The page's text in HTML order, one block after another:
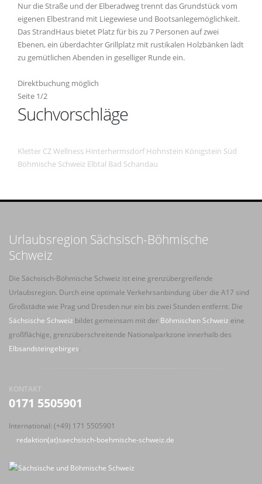
Nur die Straße und der Elberadweg trennt das Grundstück vom
eigenen Elbestrand mit Liegewiese und Bootsanlegemöglichkeit.
Das StrandHaus bietet Platz für bis zu 7 Personen auf zwei
Ebenen, ein überdachter Grillplatz mit rustikalen Holzbänken lädt
zu gemütlichen Abenden in geselliger Runde ein.
Direktbuchung möglich
Seite 1/2
Suchvorschläge
Kletter CZWellness Hinterhermsdorf Hohnstein Königstein Süd
Böhmische Schweiz Elbtal Bad Schandau
Urlaubsregion Sächsisch-Böhmische
Schweiz
Die Sächsisch-Böhmische Schweiz ist eine grenzübergreifende
Urlaubsregion. Durch eine optimale Verkehrsanbindung über die A17 sind
Großstädte wie Prag und Dresden nur ein bis zwei Stunden entfernt. Die
Sächsische Schweiz bildet gemeinsam mit der Böhmischen Schweiz eine
großflächige, grenzüberschreitende Nationalparkzone innerhalb des
Elbsandsteingebirges.
KONTAKT
0171 5505901
International: (+49) 171 5505901
redaktion(at)saechsisch-boehmische-schweiz.de